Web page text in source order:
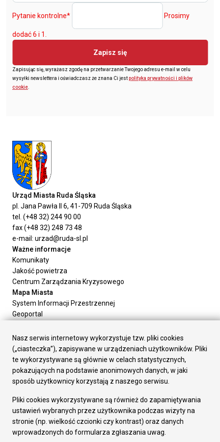
Pytanie kontrolne* Prosimy
dodać 6 i 1.
Zapisz się
Zapisując się, wyrażasz zgodę na przetwarzanie Twojego adresu e-mail w celu
wysyłki newslettera i oświadczasz że znana Ci jestpolityka prywatności i plików
cookie
Urząd Miasta Ruda Śląska
pl. Jana Pawła II 6, 41-709 Ruda Śląska
tel. (+48 32) 244 90 00
fax (+48 32) 248 73 48
e-mail: urzad@ruda-sl.pl
Ważne informacje
Komunikaty
Jakość powietrza
Centrum Zarządzania Kryzysowego
Mapa Miasta
System Informacji Przestrzennej
Geoportal
Załatw sprawę
Prezydent Miasta
Rada Miasta
Wydziały
Elektroniczna Skrzynka Podawcza
Gospodarka
Fundusze europejskie
Środki krajowe
Oferty inwestycyjne
Nasz serwis internetowy wykorzystuje tzw. pliki cookies
(„ciasteczka”), zapisywane w urządzeniach użytkowników. Pliki
te wykorzystywane są głównie w celach statystycznych,
pokazujących na podstawie anonimowych danych, w jaki
sposób użytkownicy korzystają z naszego serwisu.
Pliki cookies wykorzystywane są również do zapamiętywania
ustawień wybranych przez użytkownika podczas wizyty na
stronie (np. wielkość czcionki czy kontrast) oraz danych
wprowadzonych do formularza zgłaszania uwag.